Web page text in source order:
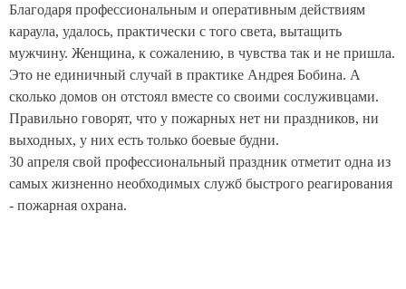
Благодаря профессиональным и оперативным действиям
караула, удалось, практически с того света, вытащить
мужчину. Женщина, к сожалению, в чувства так и не пришла.
Это не единичный случай в практике Андрея Бобина. А
сколько домов он отстоял вместе со своими сослуживцами.
Правильно говорят, что у пожарных нет ни праздников, ни
выходных, у них есть только боевые будни.
30 апреля свой профессиональный праздник отметит одна из
самых жизненно необходимых служб быстрого реагирования
- пожарная охрана.